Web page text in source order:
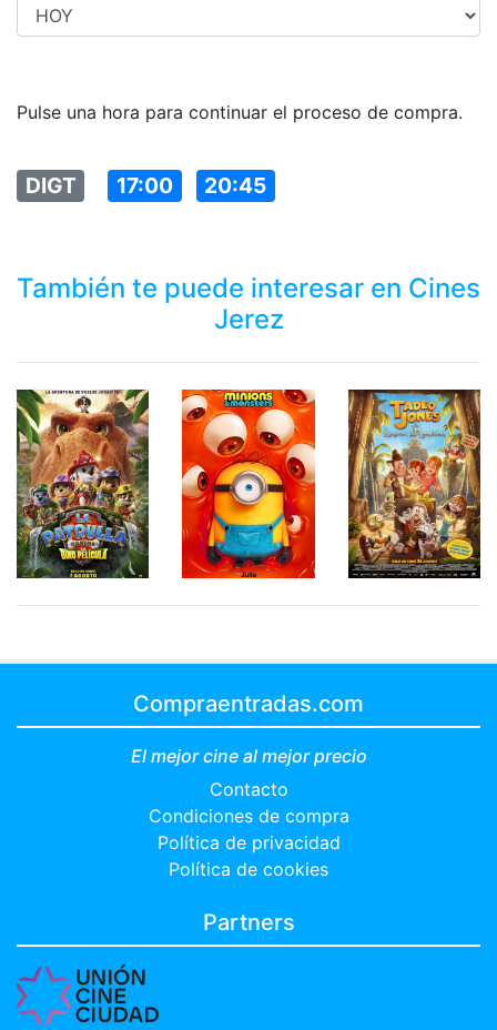
Pulse una hora para continuar el proceso de compra.
DIGT 17:00 20:45
También te puede interesar en Cines
Jerez
Compraentradas.com
El mejor cine al mejor precio
Contacto
Condiciones de compra
Política de privacidad
Política de cookies
Partners